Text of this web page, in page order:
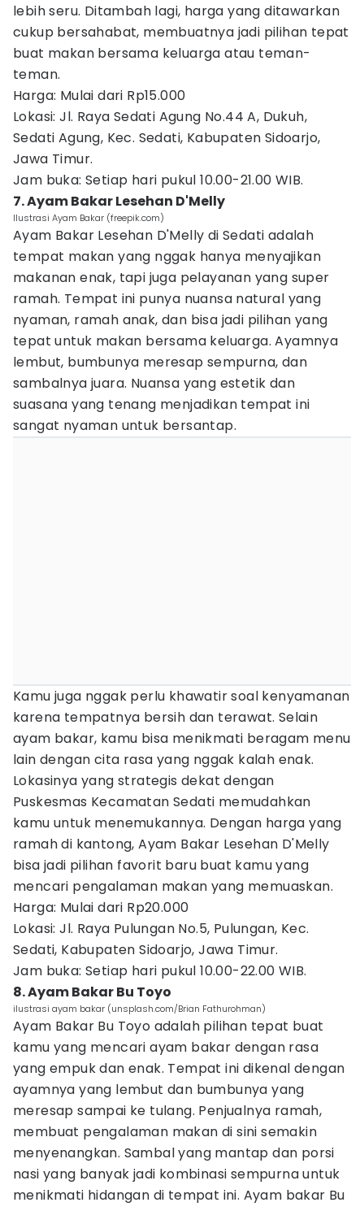
lebih seru. Ditambah lagi, harga yang ditawarkan
cukup bersahabat, membuatnya jadi pilihan tepat
buat makan bersama keluarga atau teman-
teman.
Harga: Mulai dari Rp15.000
Lokasi: Jl. Raya Sedati Agung No.44 A, Dukuh,
Sedati Agung, Kec. Sedati, Kabupaten Sidoarjo,
Jawa Timur.
Jam buka: Setiap hari pukul 10.00-21.00 WIB.
7. Ayam Bakar Lesehan D'Melly
Ilustrasi Ayam Bakar (freepik.com)
Ayam Bakar Lesehan D'Melly di Sedati adalah
tempat makan yang nggak hanya menyajikan
makanan enak, tapi juga pelayanan yang super
ramah. Tempat ini punya nuansa natural yang
nyaman, ramah anak, dan bisa jadi pilihan yang
tepat untuk makan bersama keluarga. Ayamnya
lembut, bumbunya meresap sempurna, dan
sambalnya juara. Nuansa yang estetik dan
suasana yang tenang menjadikan tempat ini
sangat nyaman untuk bersantap.
Kamu juga nggak perlu khawatir soal kenyamanan
karena tempatnya bersih dan terawat. Selain
ayam bakar, kamu bisa menikmati beragam menu
lain dengan cita rasa yang nggak kalah enak.
Lokasinya yang strategis dekat dengan
Puskesmas Kecamatan Sedati memudahkan
kamu untuk menemukannya. Dengan harga yang
ramah di kantong, Ayam Bakar Lesehan D'Melly
bisa jadi pilihan favorit baru buat kamu yang
mencari pengalaman makan yang memuaskan.
Harga: Mulai dari Rp20.000
Lokasi: Jl. Raya Pulungan No.5, Pulungan, Kec.
Sedati, Kabupaten Sidoarjo, Jawa Timur.
Jam buka: Setiap hari pukul 10.00-22.00 WIB.
8. Ayam Bakar Bu Toyo
ilustrasi ayam bakar (unsplash.com/Brian Fathurohman)
Ayam Bakar Bu Toyo adalah pilihan tepat buat
kamu yang mencari ayam bakar dengan rasa
yang empuk dan enak. Tempat ini dikenal dengan
ayamnya yang lembut dan bumbunya yang
meresap sampai ke tulang. Penjualnya ramah,
membuat pengalaman makan di sini semakin
menyenangkan. Sambal yang mantap dan porsi
nasi yang banyak jadi kombinasi sempurna untuk
menikmati hidangan di tempat ini. Ayam bakar Bu